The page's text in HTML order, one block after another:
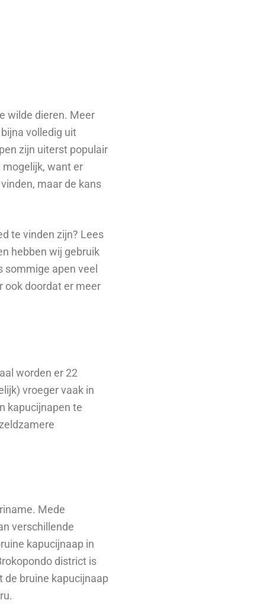
wilde dieren. Meer
volledig uit
zijn uiterst populair
mogelijk, want er
maar de kans
te vinden zijn? Lees
hebben wij gebruik
sommige apen veel
ook doordat er meer
worden er 22
vroeger vaak in
kapucijnapen te
Mede
verschillende
kapucijnaap in
district is
de bruine kapucijnaap